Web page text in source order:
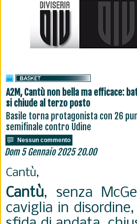
A2M, Cantù non bella ma efficace:
si chiude al terzo posto
Basile torna protagonista con 26
semifinale contro Udine
Nessun commento
Dom 5 Gennaio 2025 20.00
Cantù,
Cantù, senza
caviglia in